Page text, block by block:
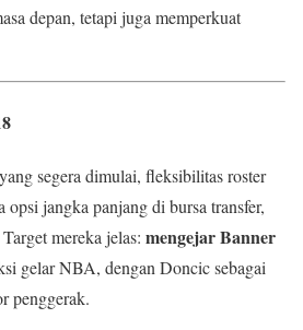
depan, tetapi juga memperkuat
segera dimulai, fleksibilitas roster
opsi jangka panjang di bursa transfer,
mereka jelas: mengejar Banner
gelar NBA, dengan Doncic sebagai
penggerak.